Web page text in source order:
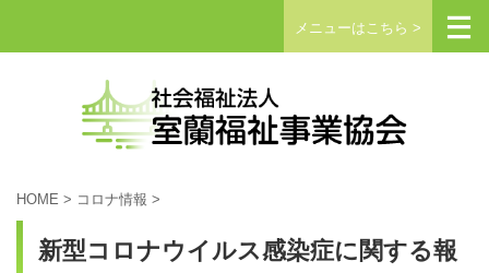
メニューはこちら >
HOME > コロナ情報 >
新型コロナウイルス感染症に関する報